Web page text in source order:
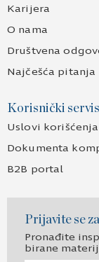
Karijera
O nama
Društvena
Najčešća pitanja
Korisnički servis
Uslovi
Dokumenta
B2B portal
Prijavite se
Pronađite
birane